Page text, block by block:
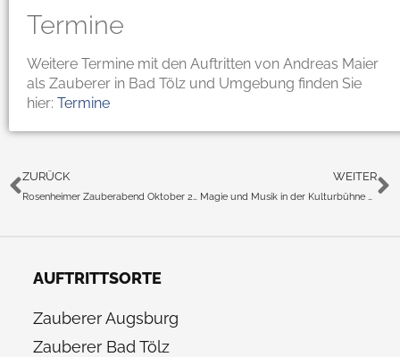
Termine
Weitere Termine mit den Auftritten von Andreas Maier
als Zauberer in Bad Tölz und Umgebung finden Sie
hier: Termine
ZURÜCK
Rosenheimer Zauberabend Oktober 2015
WEITER
Magie und Musik in der Kulturbühne Hinterhalt in Geretsried
AUFTRITTSORTE
Zauberer Augsburg
Zauberer Bad Tölz